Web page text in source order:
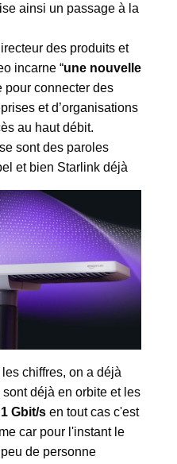
ainsi un passage à la
des produits et
incarne “une nouvelle
pour connecter des
et d’organisations
au haut débit.
sont des paroles
et bien Starlink déjà
chiffres, on a déjà
déjà en orbite et les
1 Gbit/sen tout cas c'est
car pour l'instant le
de personne